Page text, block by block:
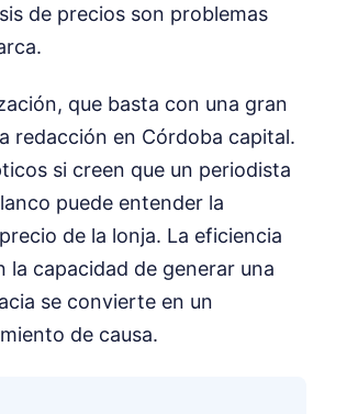
de precios son problemas
que basta con una gran
redacción en Córdoba capital.
si creen que un periodista
puede entender la
de la lonja. La eficiencia
la capacidad de generar una
se convierte en un
de causa.